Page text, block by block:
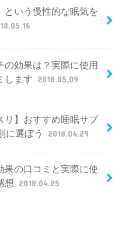
という慢性的な眠気を
の効果は？実際に使用
します 2018.05.09
リ】おすすめ睡眠サプ
に選ぼう
2018.04.29
果の口コミと実際に使
想 2018.04.25